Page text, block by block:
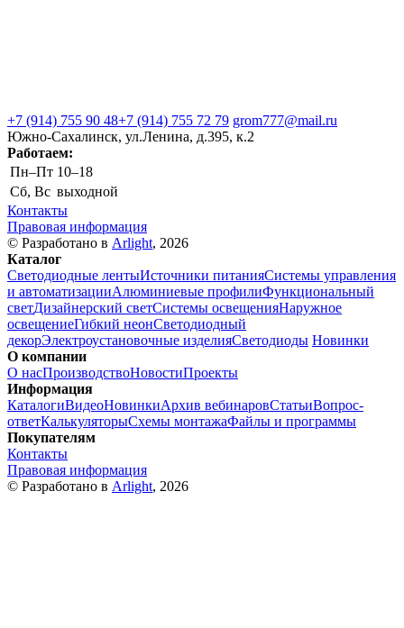
+7 (914) 755 90 48+7 (914) 755 72 79 grom777@mail.ru
Южно-Сахалинск, ул.Ленина, д.395, к.2
Работаем:
Пн–Пт 10–18
Сб, Вс выходной
Контакты
Правовая информация
© Разработано в Arlight, 2026
Каталог
Светодиодные лентыИсточники питанияСистемы управления
и автоматизацииАлюминиевые профилиФункциональный
светДизайнерский светСистемы освещенияНаружное
освещениеГибкий неонСветодиодный
декорЭлектроустановочные изделияСветодиоды Новинки
О компании
О насПроизводствоНовостиПроекты
Информация
КаталогиВидеоНовинкиАрхив вебинаровСтатьиВопрос-
ответКалькуляторыСхемы монтажаФайлы и программы
Покупателям
Контакты
Правовая информация
© Разработано в Arlight, 2026